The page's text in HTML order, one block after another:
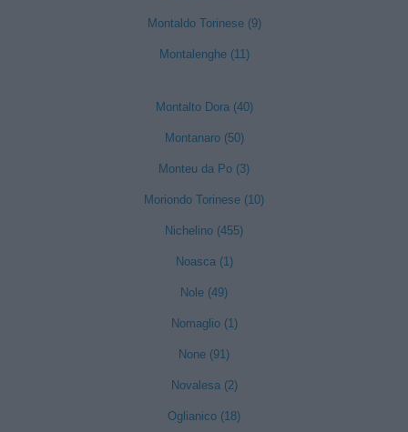
Montaldo Torinese (9)
Montalenghe (11)
Montalto Dora (40)
Montanaro (50)
Monteu da Po (3)
Moriondo Torinese (10)
Nichelino (455)
Noasca (1)
Nole (49)
Nomaglio (1)
None (91)
Novalesa (2)
Oglianico (18)